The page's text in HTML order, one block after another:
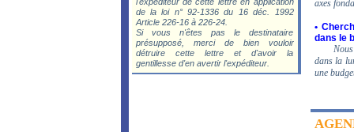
de la loi n° 92-1336 du 16 déc. 1992
Article 226-16 à 226-24.
Si vous n'êtes pas le destinataire
présupposé, merci de bien vouloir
détruire cette lettre et d'avoir la
gentillesse d'en avertir l'expéditeur.
axes
•
dans le
dans la
une